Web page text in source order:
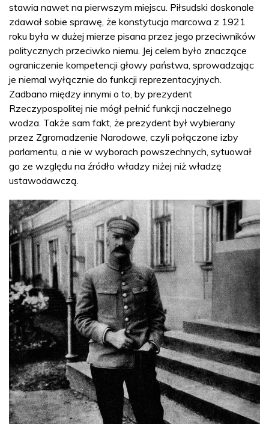
stawia nawet na pierwszym miejscu. Piłsudski doskonale
zdawał sobie sprawę, że konstytucja marcowa z 1921
roku była w dużej mierze pisana przez jego przeciwników
politycznych przeciwko niemu. Jej celem było znaczące
ograniczenie kompetencji głowy państwa, sprowadzając
je niemal wyłącznie do funkcji reprezentacyjnych.
Zadbano między innymi o to, by prezydent
Rzeczypospolitej nie mógł pełnić funkcji naczelnego
wodza. Także sam fakt, że prezydent był wybierany
przez Zgromadzenie Narodowe, czyli połączone izby
parlamentu, a nie w wyborach powszechnych, sytuował
go ze względu na źródło władzy niżej niż władzę
ustawodawczą.